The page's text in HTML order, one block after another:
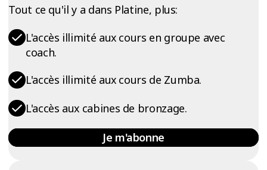
Tout ce qu'il y a dans Platine, plus:
L'accès illimité aux cours en groupe avec
coach.
L'accès illimité aux cours de Zumba.
L'accès aux cabines de bronzage.
Je m'abonne